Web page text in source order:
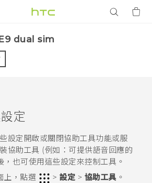
dual sim‎
定
設定開啟或關閉協助工具功能或服
協助工具 (例如：可提供語音回應的
，也可使用這些設定來控制工具。
上，點選 > 設定 > 協助工具 。